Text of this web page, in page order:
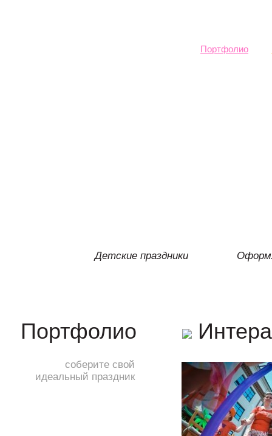
Портфолио
Детские праздники
соберите свой
идеальный праздник
Портфолио